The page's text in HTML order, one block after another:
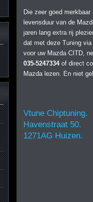
Die zeer goed
levensduur van de
jaren lang extra rij
dat met deze Tuning
voor uw Mazda CITD,
035-5247334of direct
Mazda lezen. En niet
Vtune Chiptuning.
Havenstraat 50.
1271AG Huizen.